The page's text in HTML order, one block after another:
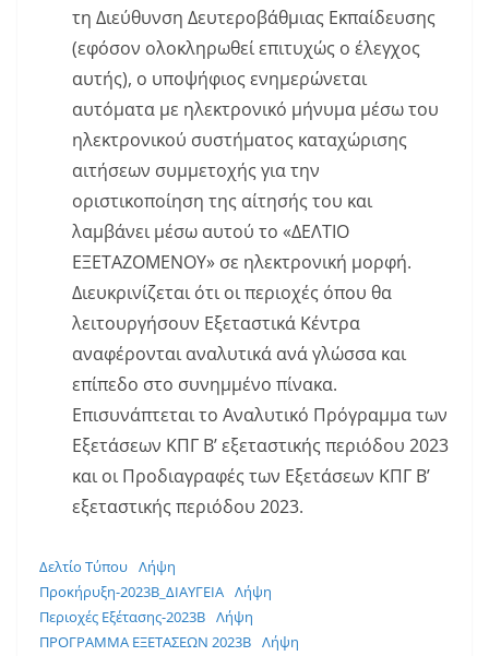
τη Διεύθυνση Δευτεροβάθμιας Εκπαίδευσης
(εφόσον ολοκληρωθεί επιτυχώς ο έλεγχος
αυτής), ο υποψήφιος ενημερώνεται
αυτόματα με ηλεκτρονικό μήνυμα μέσω του
ηλεκτρονικού συστήματος καταχώρισης
αιτήσεων συμμετοχής για την
οριστικοποίηση της αίτησής του και
λαμβάνει μέσω αυτού το «ΔΕΛΤΙΟ
ΕΞΕΤΑΖΟΜΕΝΟΥ» σε ηλεκτρονική μορφή.
Διευκρινίζεται ότι οι περιοχές όπου θα
λειτουργήσουν Εξεταστικά Κέντρα
αναφέρονται αναλυτικά ανά γλώσσα και
επίπεδο στο συνημμένο πίνακα.
Επισυνάπτεται το Αναλυτικό Πρόγραμμα των
Εξετάσεων ΚΠΓ Β’ εξεταστικής περιόδου 2023
και οι Προδιαγραφές των Εξετάσεων ΚΠΓ Β’
εξεταστικής περιόδου 2023.
Δελτίο Τύπου Λήψη
Προκήρυξη-2023Β_ΔΙΑΥΓΕΙΑ Λήψη
Περιοχές Εξέτασης-2023Β Λήψη
ΠΡΟΓΡΑΜΜΑ ΕΞΕΤΑΣΕΩΝ 2023Β Λήψη